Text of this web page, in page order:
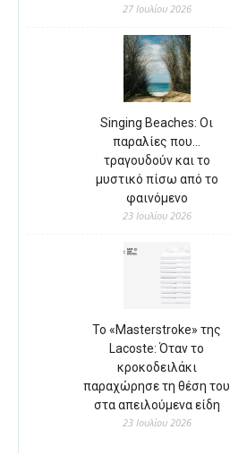
27 Ιουλίου 2026
Singing Beaches: Οι
παραλίες που…
τραγουδούν και το
μυστικό πίσω από το
φαινόμενο
23 Ιουλίου 2026
Το «Masterstroke» της
Lacoste: Όταν το
κροκοδειλάκι
παραχώρησε τη θέση του
στα απειλούμενα είδη
23 Ιουλίου 2026